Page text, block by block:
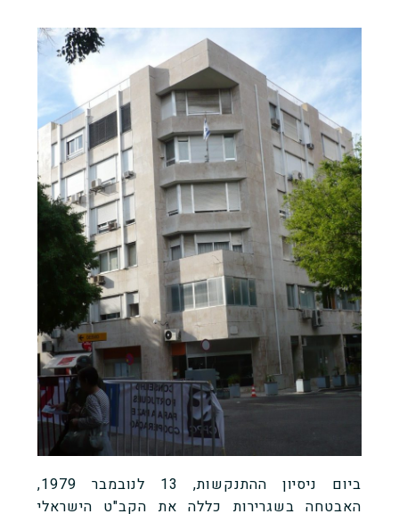
ביום ניסיון ההתנקשות, 13 לנובמבר 1979,
האבטחה בשגרירות כללה את הקב"ט הישראלי